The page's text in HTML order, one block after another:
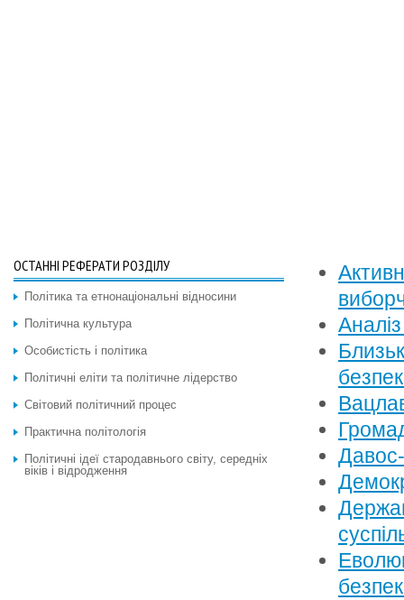
ОСТАННІ РЕФЕРАТИ РОЗДІЛУ
Політика та етнонаціональні відносини
Політична культура
Особистість і політика
Політичні еліти та політичне лідерство
Світовий політичний процес
Практична політологія
Політичні ідеї стародавнього світу, середніх
віків і відродження